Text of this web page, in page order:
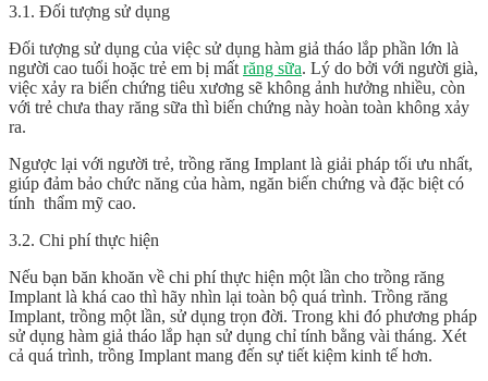
3.1. Đối tượng sử dụng
Đối tượng sử dụng của việc sử dụng hàm giả tháo lắp phần lớn là
người cao tuổi hoặc trẻ em bị mất răng sữa. Lý do bởi với người già,
việc xảy ra biến chứng tiêu xương sẽ không ảnh hưởng nhiều, còn
với trẻ chưa thay răng sữa thì biến chứng này hoàn toàn không xảy
ra.
Ngược lại với người trẻ, trồng răng Implant là giải pháp tối ưu nhất,
giúp đảm bảo chức năng của hàm, ngăn biến chứng và đặc biệt có
tính thẩm mỹ cao.
3.2. Chi phí thực hiện
Nếu bạn băn khoăn về chi phí thực hiện một lần cho trồng răng
Implant là khá cao thì hãy nhìn lại toàn bộ quá trình. Trồng răng
Implant, trồng một lần, sử dụng trọn đời. Trong khi đó phương pháp
sử dụng hàm giả tháo lắp hạn sử dụng chỉ tính bằng vài tháng. Xét
cả quá trình, trồng Implant mang đến sự tiết kiệm kinh tế hơn.